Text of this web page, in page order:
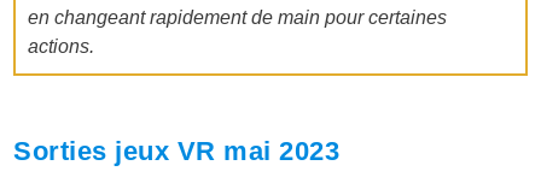
en changeant rapidement de main pour certaines
actions.
Sorties jeux VR mai 2023